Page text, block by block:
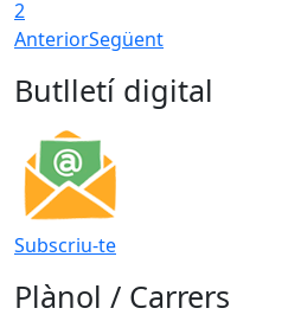
2
AnteriorSegüent
Butlletí digital
Subscriu-te
Plànol / Carrers